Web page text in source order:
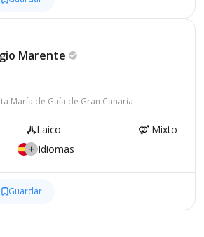
Marente
María de Guía de Gran Canaria
Laico
Mixto
Idiomas
Guardar